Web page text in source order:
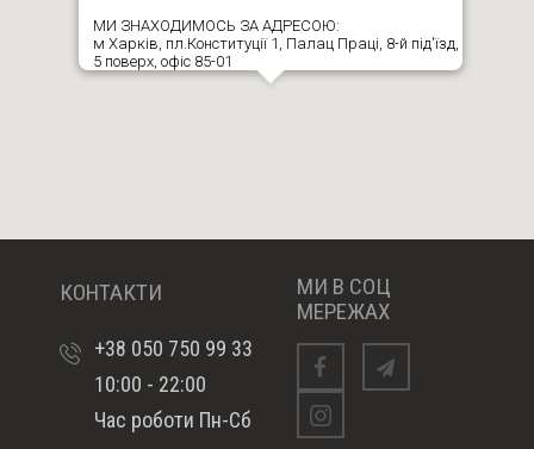
МИ ЗНАХОДИМОСЬ ЗА АДРЕСОЮ:
м Харків, пл.Конституції 1, Палац Праці, 8-й під'їзд,
5 поверх, офіс 85-01
КОНТАКТИ
+38 050 750 99 33
10:00 - 22:00
Час роботи Пн-Сб
МИ В СОЦ
МЕРЕЖАХ
Facebooktelegram
Instagram